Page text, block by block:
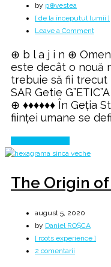
by p⊕vestea
[ de la începutul lumii ]
Leave a Commenton
AXIS
⭐
⊕ b l a j i n ⊕
este decât o nouă
trebuie să fii
SAR Getie
⊕ ♦♦♦♦♦♦ În Geția
ființei umane se
The Origin of
august 5, 2020
by Daniel ROȘCA
[ roots experience ]
2 comentarii